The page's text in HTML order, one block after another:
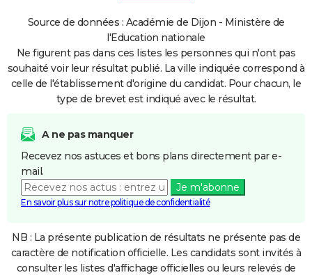
Source de données : Académie de Dijon - Ministère de
l'Education nationale
Ne figurent pas dans ces listes les personnes qui n'ont pas
souhaité voir leur résultat publié. La ville indiquée correspond à
celle de l'établissement d'origine du candidat. Pour chacun, le
type de brevet est indiqué avec le résultat.
A ne pas manquer
Recevez nos astuces et bons plans directement par e-
mail.
Je m'abonne
En savoir plus sur notre politique de confidentialité
NB : La présente publication de résultats ne présente pas de
caractère de notification officielle. Les candidats sont invités à
consulter les listes d'affichage officielles ou leurs relevés de